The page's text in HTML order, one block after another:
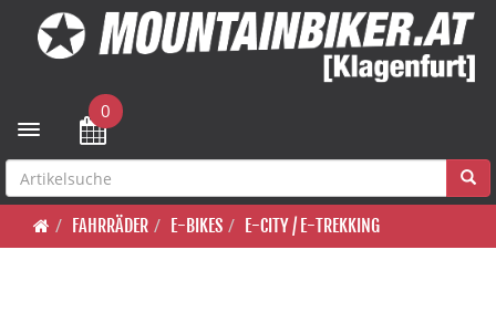
Toggle navigation
0
FAHRRÄDER E-BIKES E-CITY / E-TREKKING